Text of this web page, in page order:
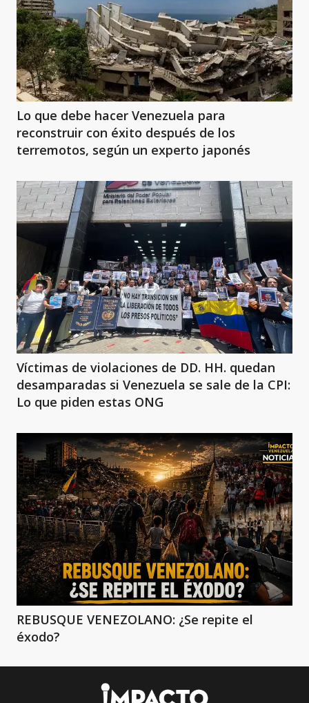
Lo que debe hacer Venezuela para
reconstruir con éxito después de los
terremotos, según un experto japonés
Víctimas de violaciones de DD. HH. quedan
desamparadas si Venezuela se sale de la CPI:
Lo que piden estas ONG
REBUSQUE VENEZOLANO: ¿Se repite el
éxodo?